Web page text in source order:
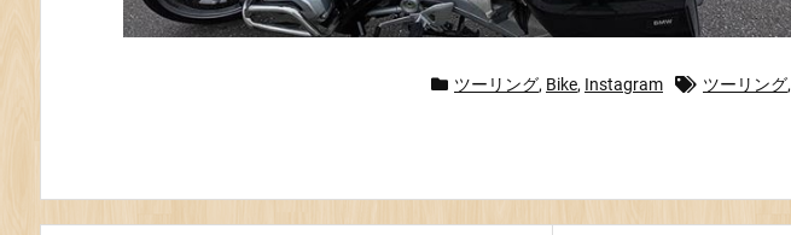
ツーリング, Bike, Instagram ツーリング,